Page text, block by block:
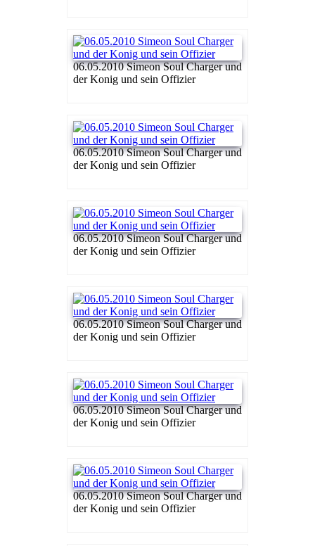
06.05.2010 Simeon Soul Charger und
der Konig und sein Offizier
06.05.2010 Simeon Soul Charger und
der Konig und sein Offizier
06.05.2010 Simeon Soul Charger und
der Konig und sein Offizier
06.05.2010 Simeon Soul Charger und
der Konig und sein Offizier
06.05.2010 Simeon Soul Charger und
der Konig und sein Offizier
06.05.2010 Simeon Soul Charger und
der Konig und sein Offizier